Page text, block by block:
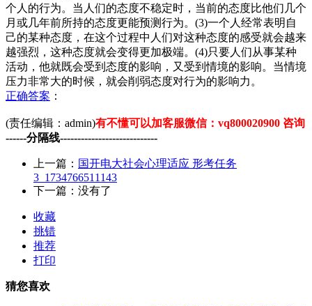
个人的行为。当人们的态度不稳定时，当前的态度比他们几个
月或几年前所持的态度更能预测行为。(3)一个人经常表明自
己的某种态度，在这个过程中人们对这种态度的感受就会越来
越强烈，这种态度就会变得更加极端。(4)只要人们从事某种
活动，他就既会受到态度的影响，又受到情境的影响。当情境
压力非常大的时候，就会削弱态度对行为的影响力。
正确答案 ：
(责任编辑：admin)有不懂可以加客服微信：vq800020900 咨询
------分隔线----------------------------
上一篇： 国开电大社会心理适应 形考任务
3_1734766511143
下一篇：没有了
收藏
挑错
推荐
打印
猜您喜欢